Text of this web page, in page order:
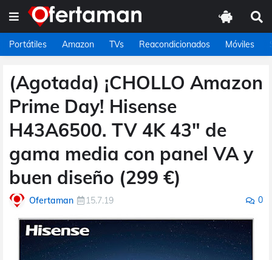
Portátiles Amazon TVs Reacondicionados Móviles
(Agotada) ¡CHOLLO Amazon
Prime Day! Hisense
H43A6500. TV 4K 43" de
gama media con panel VA y
buen diseño (299 €)
Ofertaman 15.7.19 0